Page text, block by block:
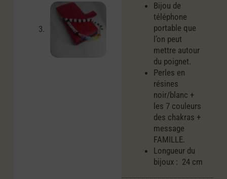
Bijou de
téléphone
portable que
l’on peut
mettre autour
du poignet.
Perles en
résines
noir/blanc +
les 7 couleurs
des chakras +
message
FAMILLE.
Longueur du
bijoux : 24 cm